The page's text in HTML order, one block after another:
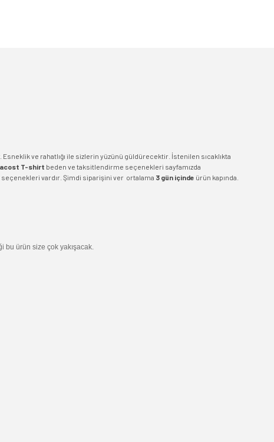
ve rahatlığı ile sizlerin yüzünü güldürecektir. İstenilen sıcaklıkta
T-shirt beden ve taksitlendirme seçenekleri sayfamızda
seçenekleri vardır. Şimdi siparişini ver ortalama 3 gün içinde ürün kapında.
bu ürün size çok yakışacak.